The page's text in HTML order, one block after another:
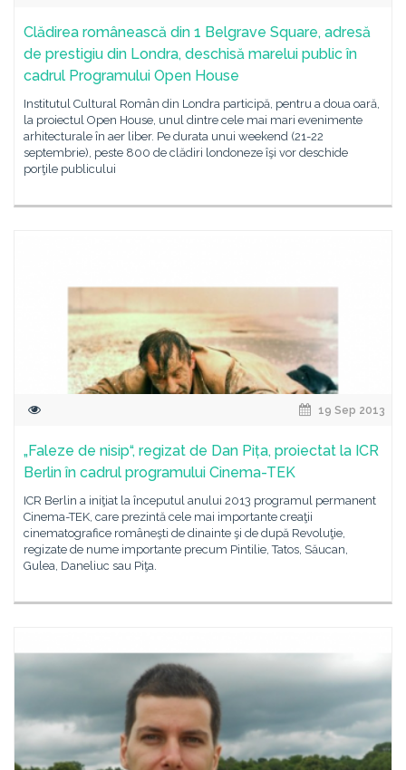
Clădirea românească din 1 Belgrave Square, adresă
de prestigiu din Londra, deschisă marelui public în
cadrul Programului Open House
Institutul Cultural Român din Londra participă, pentru a doua oară,
la proiectul Open House, unul dintre cele mai mari evenimente
arhitecturale în aer liber. Pe durata unui weekend (21-22
septembrie), peste 800 de clădiri londoneze îşi vor deschide
porţile publicului
19 Sep 2013
„Faleze de nisip“, regizat de Dan Pița, proiectat la ICR
Berlin în cadrul programului Cinema-TEK
ICR Berlin a iniţiat la începutul anului 2013 programul permanent
Cinema-TEK, care prezintă cele mai importante creaţii
cinematografice româneşti de dinainte şi de după Revoluţie,
regizate de nume importante precum Pintilie, Tatos, Săucan,
Gulea, Daneliuc sau Piţa.